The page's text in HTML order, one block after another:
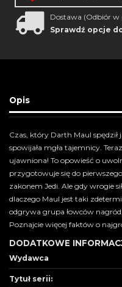
Dostawa (Odbiór w
Sprawdź opcje
Opis
Czas, który Darth Maul spędził
spowijała mgła tajemnicy.
ujawniona! To opowieść o
przygotowuje się do
zakonem Jedi. Ale gdy wrogie
dlaczego Maul jest taki
odgrywa grupa łowców
Poznajcie więcej faktów o
DODATKOWE
Wydawca
Tytuł serii: